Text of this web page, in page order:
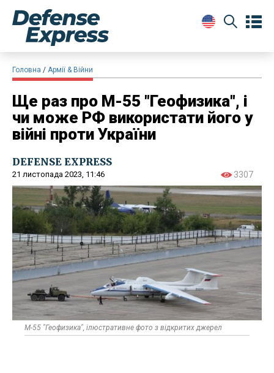
Головна Армії & Війни
Ще раз про М-55 "Геофизика", і
чи може РФ використати його у
війні проти України
DEFENSE EXPRESS
21 листопада 2023, 11:46 3307
М-55 "Геофизика", ілюстративне фото з відкритих джерел